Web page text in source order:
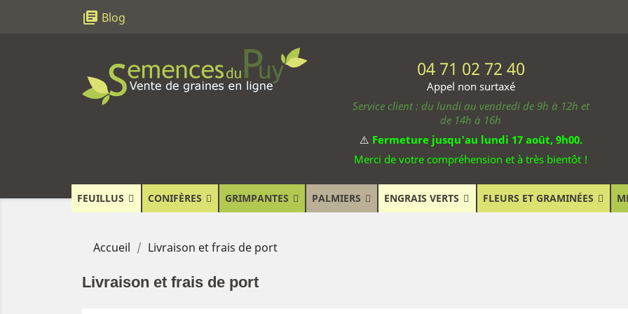
library_books Blog
04 71 02 72 40
Appel non surtaxé
Service client : du lundi au vendredi de 9h à 12h et
de 14h à 16h
⚠️ Fermeture jusqu'au lundi 17 août, 9h00.
Merci de votre compréhension et à très bientôt !
FEUILLUS CONIFÈRES GRIMPANTES PALMIERS ENGRAIS VERTS FLEURS ET GRAMINÉES
Accueil Livraison et frais de port
Livraison et frais de port